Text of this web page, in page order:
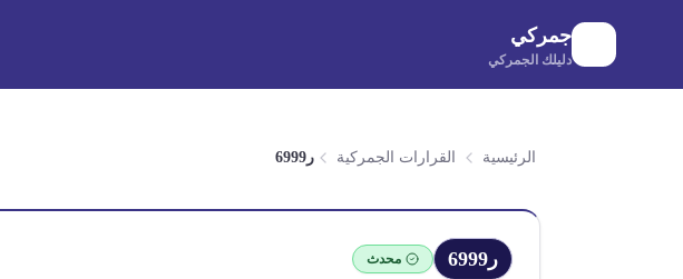
جمركي
دليلك الجمركي
الرئيسية القرارات الجمركية ر6999
ر6999 محدث